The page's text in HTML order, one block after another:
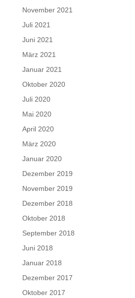
November 2021
Juli 2021
Juni 2021
März 2021
Januar 2021
Oktober 2020
Juli 2020
Mai 2020
April 2020
März 2020
Januar 2020
Dezember 2019
November 2019
Dezember 2018
Oktober 2018
September 2018
Juni 2018
Januar 2018
Dezember 2017
Oktober 2017